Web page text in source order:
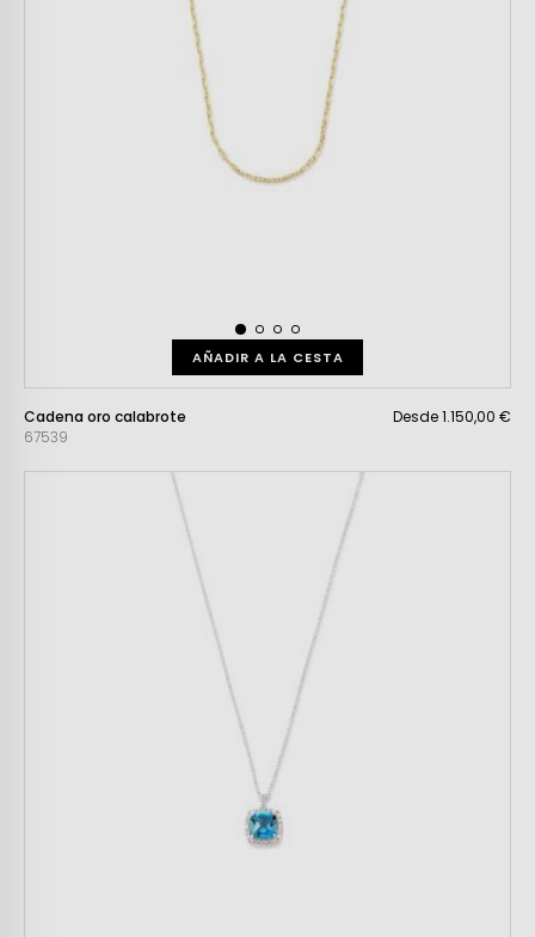
AÑADIR A LA CESTA
Cadena oro calabrote
67539
Desde 1.150,00 €